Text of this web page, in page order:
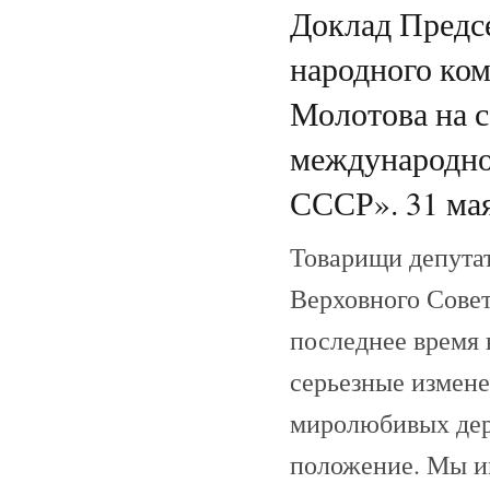
Доклад
народного
Молотова на
СССР». 31
Товарищи
Верховного
последнее
серьезные
миролюбивых
положение. Мы